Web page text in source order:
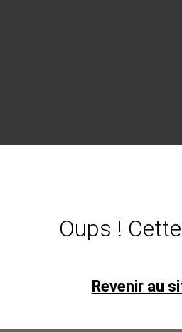
Oups !
Revenir au